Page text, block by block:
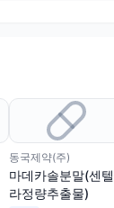
동국제약(주)
마데카솔분말(센텔
라정량추출물)